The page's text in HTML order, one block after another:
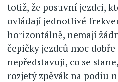
totiž, že posuvní jezdci,
ovládají jednotlivé
horizontálně, nemají
čepičky jezdců moc
nepředstavuji, co se
rozjetý zpěvák na podiu